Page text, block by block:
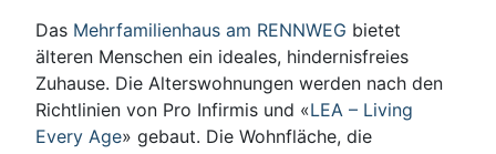
Das Mehrfamilienhaus am RENNWEG bietet
älteren Menschen ein ideales, hindernisfreies
Zuhause. Die Alterswohnungen werden nach den
Richtlinien von Pro Infirmis und «LEA – Living
Every Age» gebaut. Die Wohnfläche, die